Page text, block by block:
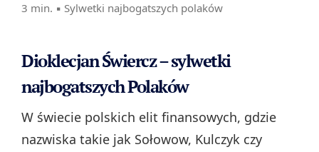
3 min. ▪ Sylwetki najbogatszych polaków
Dioklecjan Świercz – sylwetki
najbogatszych Polaków
W świecie polskich elit finansowych, gdzie
nazwiska takie jak Sołowow, Kulczyk czy